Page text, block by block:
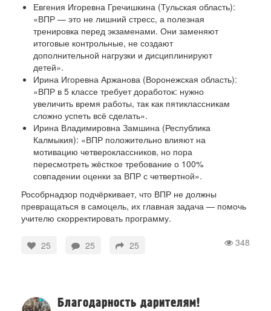
Евгения Игоревна Гречишкина (Тульская область):
«ВПР — это не лишний стресс, а полезная
тренировка перед экзаменами. Они заменяют
итоговые контрольные, не создают
дополнительной нагрузки и дисциплинируют
детей».
Ирина Игоревна Аржанова (Воронежская область):
«ВПР в 5 классе требует доработок: нужно
увеличить время работы, так как пятиклассникам
сложно успеть всё сделать».
Ирина Владимировна Замшина (Республика
Калмыкия): «ВПР положительно влияют на
мотивацию четвероклассников, но пора
пересмотреть жёсткое требование о 100%
совпадении оценки за ВПР с четвертной».
Рособрнадзор подчёркивает, что ВПР не должны
превращаться в самоцель, их главная задача — помочь
учителю скорректировать программу.
348
25 25 25
Благодарность дарителям!